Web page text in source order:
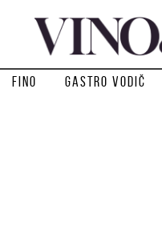
Fino Gastro vodič